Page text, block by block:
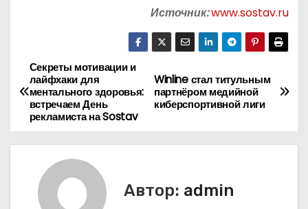
Источник:www.sostav.ru
Н
а
Winline стал титульным
партнёром медийной
киберспортивной лиги
Секреты мотивации и
лайфхаки для
ментального здоровья:
встречаем День
рекламиста на Sostav
Автор: admin